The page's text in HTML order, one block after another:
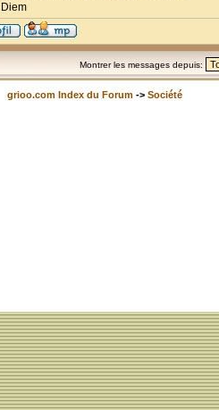
Montrer les messages depuis:
grioo.com Index du Forum -> Société